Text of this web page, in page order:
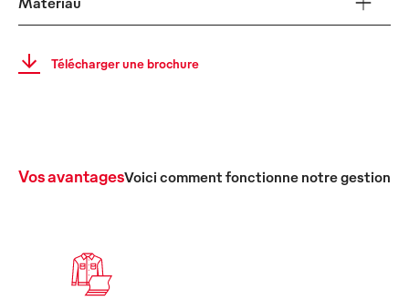
Télécharger une brochure
Vos avantagesVoici comment fonctionne notre gestion